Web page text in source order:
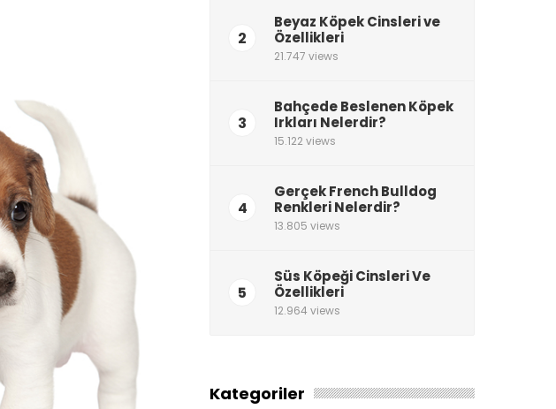
2
Beyaz Köpek Cinsleri ve
Özellikleri
21.747 views
3
Bahçede Beslenen Köpek
Irkları Nelerdir?
15.122 views
4
Gerçek French Bulldog
Renkleri Nelerdir?
13.805 views
5
Süs Köpeği Cinsleri Ve
Özellikleri
12.964 views
Kategoriler